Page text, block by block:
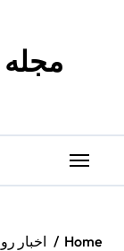
Home
اخبار